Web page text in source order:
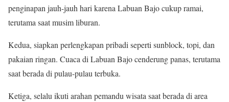
penginapan jauh-jauh hari karena Labuan Bajo cukup ramai,
terutama saat musim liburan.
Kedua, siapkan perlengkapan pribadi seperti sunblock, topi, dan
pakaian ringan. Cuaca di Labuan Bajo cenderung panas, terutama
saat berada di pulau-pulau terbuka.
Ketiga, selalu ikuti arahan pemandu wisata saat berada di area